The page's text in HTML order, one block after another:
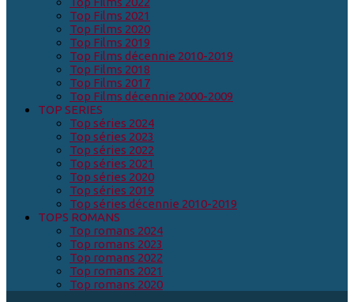
Top Films 2021
Top Films 2020
Top Films 2019
Top Films décennie 2010-2019
Top Films 2018
Top Films 2017
Top Films décennie 2000-2009
TOP SERIES
Top séries 2024
Top séries 2023
Top séries 2022
Top séries 2021
Top séries 2020
Top séries 2019
Top séries décennie 2010-2019
TOPS ROMANS
Top romans 2024
Top romans 2023
Top romans 2022
Top romans 2021
Top romans 2020